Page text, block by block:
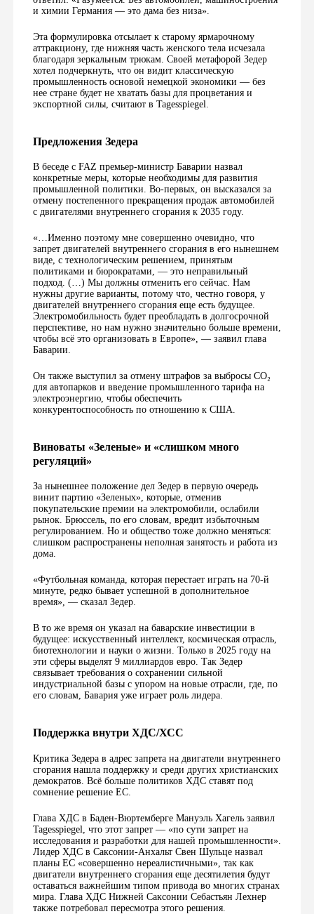
и химии Германия — это дама без низа».
Эта формулировка отсылает к старому ярмарочному
аттракциону, где нижняя часть женского тела исчезала
благодаря зеркальным трюкам. Своей метафорой Зедер
хотел подчеркнуть, что он видит классическую
промышленность основой немецкой экономики — без
нее стране будет не хватать базы для процветания и
экспортной силы, считают в Tagesspiegel.
Предложения Зедера
В беседе с FAZ премьер-министр Баварии назвал
конкретные меры, которые необходимы для развития
промышленной политики. Во-первых, он высказался за
отмену постепенного прекращения продаж автомобилей
с двигателями внутреннего сгорания к 2035 году.
«…Именно поэтому мне совершенно очевидно, что
запрет двигателей внутреннего сгорания в его нынешнем
виде, с технологическим решением, принятым
политиками и бюрократами, — это неправильный
подход. (…) Мы должны отменить его сейчас. Нам
нужны другие варианты, потому что, честно говоря, у
двигателей внутреннего сгорания еще есть будущее.
Электромобильность будет преобладать в долгосрочной
перспективе, но нам нужно значительно больше времени,
чтобы всё это организовать в Европе», — заявил глава
Баварии.
Он также выступил за отмену штрафов за выбросы CO₂
для автопарков и введение промышленного тарифа на
электроэнергию, чтобы обеспечить
конкурентоспособность по отношению к США.
Виноваты «Зеленые» и «слишком много
регуляций»
За нынешнее положение дел Зедер в первую очередь
винит партию «Зеленых», которые, отменив
покупательские премии на электромобили, ослабили
рынок. Брюссель, по его словам, вредит избыточным
регулированием. Но и общество тоже должно меняться:
слишком распространены неполная занятость и работа из
дома.
«Футбольная команда, которая перестает играть на 70-й
минуте, редко бывает успешной в дополнительное
время», — сказал Зедер.
В то же время он указал на баварские инвестиции в
будущее: искусственный интеллект, космическая отрасль,
биотехнологии и науки о жизни. Только в 2025 году на
эти сферы выделят 9 миллиардов евро. Так Зедер
связывает требования о сохранении сильной
индустриальной базы с упором на новые отрасли, где, по
его словам, Бавария уже играет роль лидера.
Поддержка внутри ХДС/ХСС
Критика Зедера в адрес запрета на двигатели внутреннего
сгорания нашла поддержку и среди других христианских
демократов. Всё больше политиков ХДС ставят под
сомнение решение ЕС.
Глава ХДС в Баден-Вюртемберге Мануэль Хагель заявил
Tagesspiegel, что этот запрет — «по сути запрет на
исследования и разработки для нашей промышленности».
Лидер ХДС в Саксонии-Анхальт Свен Шульце назвал
планы ЕС «совершенно нереалистичными», так как
двигатели внутреннего сгорания еще десятилетия будут
оставаться важнейшим типом привода во многих странах
мира. Глава ХДС Нижней Саксонии Себастьян Лехнер
также потребовал пересмотра этого решения.